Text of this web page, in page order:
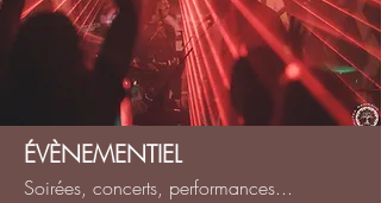
ÉVÈNEMENTIEL
Soirées, concerts, performances...